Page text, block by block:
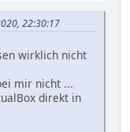
22:30:17
wirklich nicht
mir nicht ...
direkt in